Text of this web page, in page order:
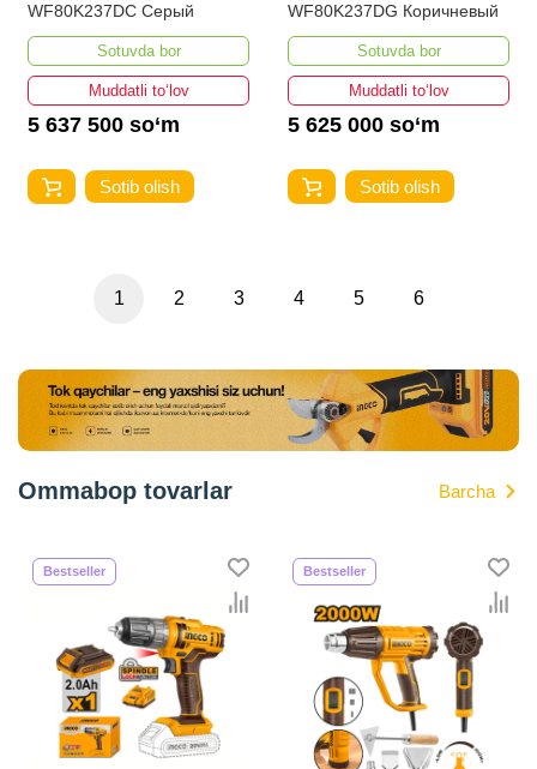
WF80K237DС Серый
Sotuvda bor
Muddatli to‘lov
5 637 500 so‘m
Sotib olish
WF80K237DG Коричневый
Sotuvda bor
Muddatli to‘lov
5 625 000 so‘m
Sotib olish
1 2 3 4 5 6
Ommabop tovarlar Barcha
Bestseller Bestseller